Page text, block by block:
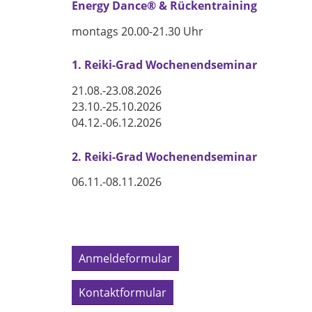
Energy Dance® & Rückentraining
montags 20.00-21.30 Uhr
1. Reiki-Grad Wochenendseminar
21.08.-23.08.2026
23.10.-25.10.2026
04.12.-06.12.2026
2. Reiki-Grad Wochenendseminar
06.11.-08.11.2026
Anmeldeformular
Kontaktformular